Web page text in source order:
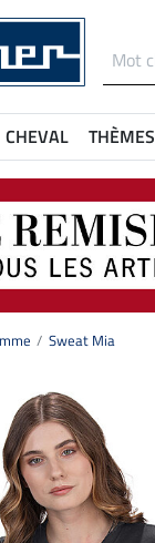
CHEVAL THÈMES
Sweat Mia